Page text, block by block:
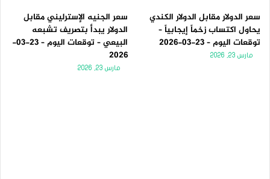
سعر الدولار مقابل الدولار الكندي
يحاول اكتساب زخماً إيجابياً –
توقعات اليوم – 23-03-2026
مارس 23, 2026
سعر الجنيه الإسترليني مقابل
الدولار يبدأ بتصريف تشبعه
البيعي – توقعات اليوم – 23-03-
2026
مارس 23, 2026